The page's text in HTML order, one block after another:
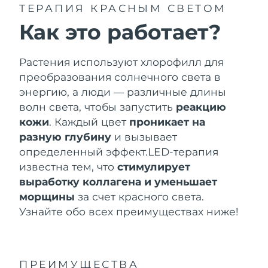
ТЕРАПИЯ КРАСНЫМ СВЕТОМ
Как это работает?
Растения используют хлорофилл для
преобразования солнечного света в
энергию, а люди — различные длины
волн света, чтобы запустить реакцию
кожи. Каждый цвет проникает на
разную глубину и вызывает
определенный эффект.LED-терапия
известна тем, чтостимулирует
выработку коллагена и уменьшает
морщины за счет красного света.
Узнайте обо всех преимуществах ниже!
ПРЕИМУЩЕСТВА
Косметика Для мужчин
Купить
FOREO APP
ПОДРОБНЕЕ
Чехия
29/1/2026
Дания
Ожидаемая дата доставки
29/1/2026
Эстония
Ожидаемая дата доставки
Финляндия
Ожидаемая дата доставки
Франция
Ожидаемая дата доставки
Французская
Полинезия
Ожидаемая дата доставки
2/2/2026